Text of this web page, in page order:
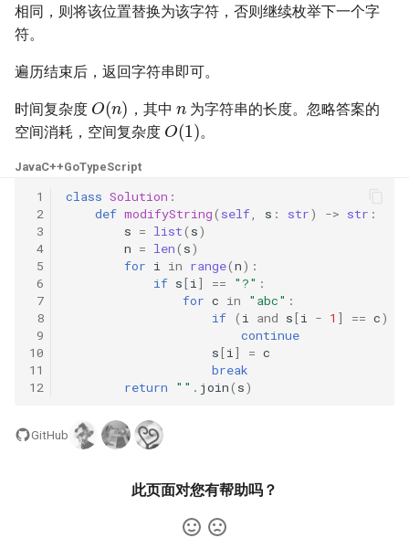
25. 合并两个排序的链表
26. 树的子结构
27. 二叉树的镜像
28. 对称的二叉树
29. 顺时针打印矩阵
30. 包含 min 函数的栈
31. 栈的压入、弹出序列
32.1. 从上到下打印二叉树
32.2. 从上到下打印二叉树 II
32.3. 从上到下打印二叉树 III
33. 二叉搜索树的后序遍历序
21. 删除链表的倒数第 n 个结
22. 链表中环的入口节点
23. 两个链表的第一个重合节
点
24. 反转链表
25. 链表中的两数相加
26. 重排链表
27. 回文链表
28. 展平多级双向链表
29. 排序的循环链表
3.6. 动物收容所
4.2. 最小高度树
4.3. 特定深度节点链表
4.4. 检查平衡性
4.5. 合法二叉搜索树
4.6. 后继者
4.8. 首个共同祖先
4.9. 二叉搜索树序列
相同，则将该位置替换为该字符，否则继续枚举下一个字
符。
遍历结束后，返回字符串即可。
时间复杂度
O ( n)
，其中
为字符串的长度。忽略答案的
空间消耗，空间复杂度
O(1)
。
JavaC++GoTypeScript
1
2
3
4
5
6
7
8
9
10
11
12
class Solution :
def modifyString( self, s : str) -> str :
s = list( s)
n = len( s)
for i in range(n):
if s[i] == "?" :
for c in "abc" :
if ( i and s[i - 1 ] == c)
continue
s[i] = c
break
return
"" . join( s)
GitHub
此页面对您有帮助吗？